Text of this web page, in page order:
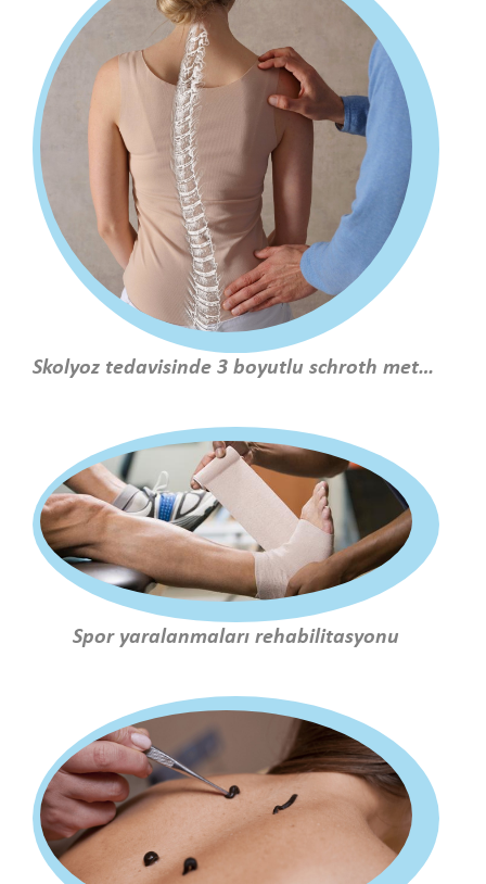
Skolyoz tedavisinde 3 boyutlu schroth metodu
Spor yaralanmaları rehabilitasyonu